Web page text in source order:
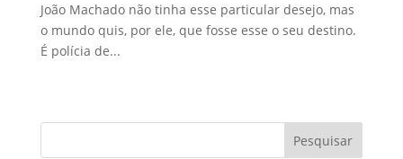
João Machado não tinha esse particular desejo, mas
o mundo quis, por ele, que fosse esse o seu destino.
É polícia de...